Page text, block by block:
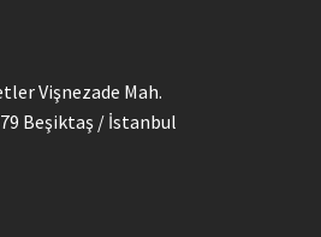
Vişnezade Mah.
Beşiktaş / İstanbul